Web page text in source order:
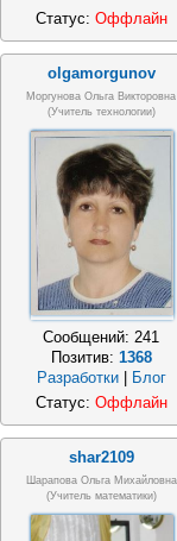
Статус: Оффлайн
olgamorgunov
Моргунова Ольга Викторовна
(Учитель технологии)
Сообщений: 241
Позитив: 1368
Разработки | Блог
Статус: Оффлайн
shar2109
Шарапова Ольга Михайловна
(Учитель математики)